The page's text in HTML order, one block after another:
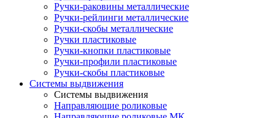
Ручки-раковины металлические
Ручки-рейлинги металлические
Ручки-скобы металлические
Ручки пластиковые
Ручки-кнопки пластиковые
Ручки-профили пластиковые
Ручки-скобы пластиковые
Системы выдвижения
Системы выдвижения
Направляющие роликовые